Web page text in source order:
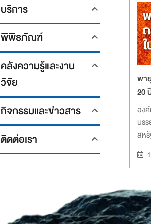
บริการ
พิพิธภัณฑ์
คลังความรู้และงาน
วิจัย
กิจกรรมและข่าวสาร
ติดต่อเรา
พา
20
อง
บร
สห
สุริ
คา
ร